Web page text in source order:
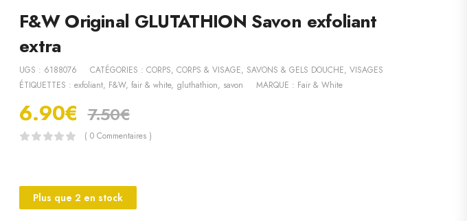
F&W Original GLUTATHION Savon exfoliant
extra
UGS : 6188076 CATÉGORIES : CORPS, CORPS & VISAGE, SAVONS & GELS DOUCHE, VISAGES
ÉTIQUETTES : exfoliant, F&W, fair & white, gluthathion, savon MARQUE : Fair & White
6.90€ 7.50€
( 0 Commentaires )
Plus que 2 en stock